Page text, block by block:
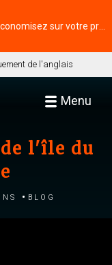
de l'anglais
Menu
l'île du
Blog